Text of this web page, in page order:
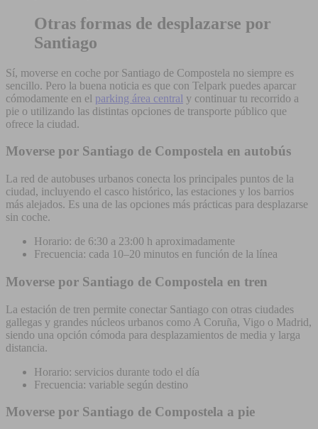
Otras formas de desplazarse por
Santiago
Sí, moverse en coche por Santiago de Compostela no siempre es
sencillo. Pero la buena noticia es que con Telpark puedes aparcar
cómodamente en el parking área central y continuar tu recorrido a
pie o utilizando las distintas opciones de transporte público que
ofrece la ciudad.
Moverse por Santiago de Compostela en autobús
La red de autobuses urbanos conecta los principales puntos de la
ciudad, incluyendo el casco histórico, las estaciones y los barrios
más alejados. Es una de las opciones más prácticas para desplazarse
sin coche.
Horario: de 6:30 a 23:00 h aproximadamente
Frecuencia: cada 10–20 minutos en función de la línea
Moverse por Santiago de Compostela en tren
La estación de tren permite conectar Santiago con otras ciudades
gallegas y grandes núcleos urbanos como A Coruña, Vigo o Madrid,
siendo una opción cómoda para desplazamientos de media y larga
distancia.
Horario: servicios durante todo el día
Frecuencia: variable según destino
Moverse por Santiago de Compostela a pie